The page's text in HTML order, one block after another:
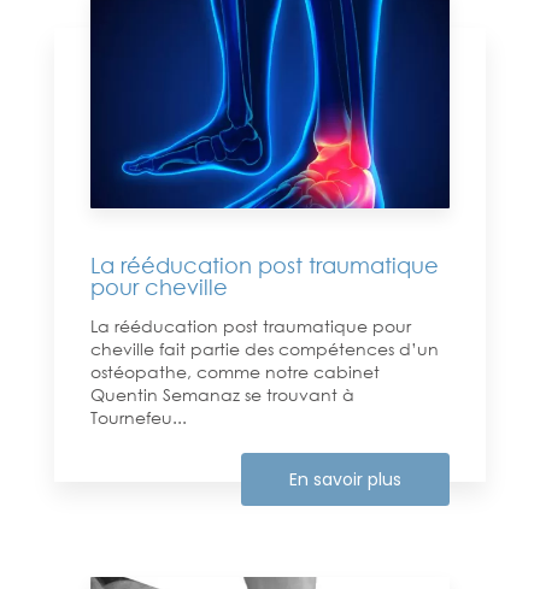
La rééducation post traumatique
pour cheville
La rééducation post traumatique pour
cheville fait partie des compétences d’un
ostéopathe, comme notre cabinet
Quentin Semanaz se trouvant à
Tournefeu...
En savoir plus